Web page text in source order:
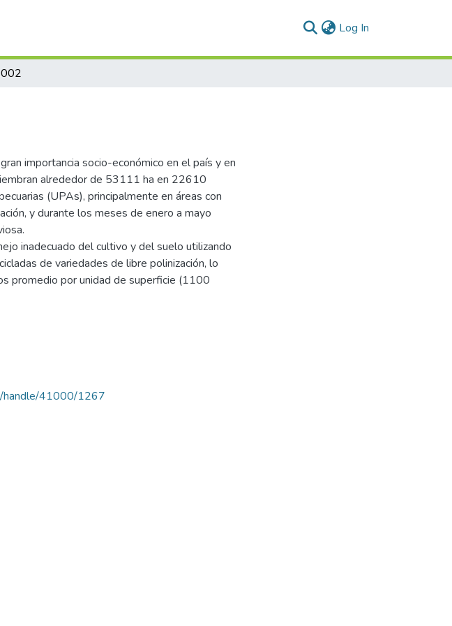
Log In
importancia socio-económico en el país y en
alrededor de 53111 ha en 22610
(UPAs), principalmente en áreas con
y durante los meses de enero a mayo
inadecuado del cultivo y del suelo utilizando
de variedades de libre polinización, lo
promedio por unidad de superficie (1100
handle/41000/1267